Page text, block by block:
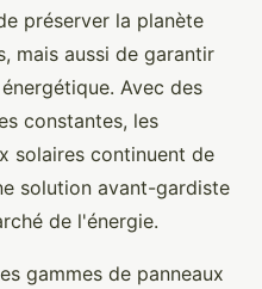
préserver la planète
mais aussi de garantir
Avec des
constantes, les
solaires continuent de
solution avant-gardiste
de l'énergie.
gammes de panneaux